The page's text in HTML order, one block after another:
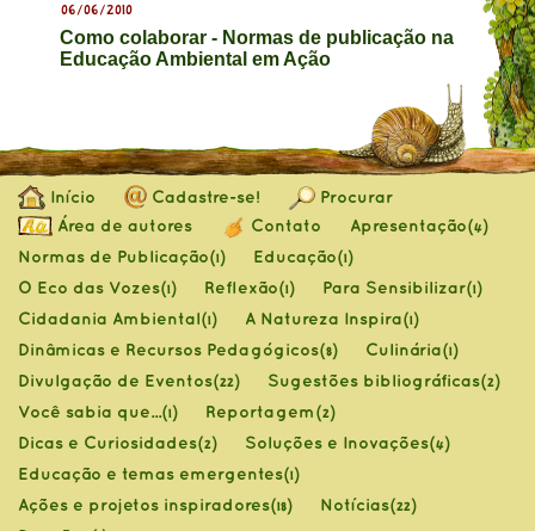
06/06/2010
Como colaborar - Normas de publicação na
Educação Ambiental em Ação
Início Cadastre-se!
Procurar
Área de autores
Contato Apresentação(4)
Normas de Publicação(1) Educação(1)
O Eco das Vozes(1) Reflexão(1) Para Sensibilizar(1)
Cidadania Ambiental(1) A Natureza Inspira(1)
Dinâmicas e Recursos Pedagógicos(8) Culinária(1)
Divulgação de Eventos(22) Sugestões bibliográficas(2)
Você sabia que...(1) Reportagem(2)
Dicas e Curiosidades(2) Soluções e Inovações(4)
Educação e temas emergentes(1)
Ações e projetos inspiradores(18) Notícias(22)